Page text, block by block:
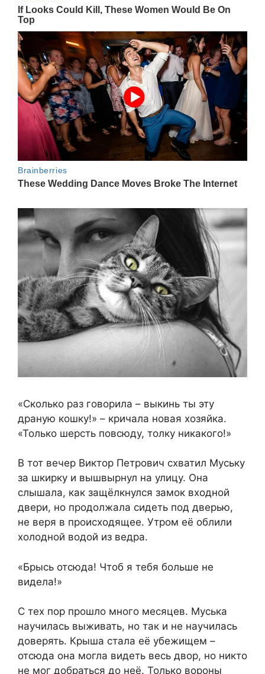
«Сколько раз говорила – выкинь ты эту
драную кошку!» – кричала новая хозяйка.
«Только шерсть повсюду, толку никакого!»
В тот вечер Виктор Петрович схватил Муську
за шкирку и вышвырнул на улицу. Она
слышала, как защёлкнулся замок входной
двери, но продолжала сидеть под дверью,
не веря в происходящее. Утром её облили
холодной водой из ведра.
«Брысь отсюда! Чтоб я тебя больше не
видела!»
С тех пор прошло много месяцев. Муська
научилась выживать, но так и не научилась
доверять. Крыша стала её убежищем –
отсюда она могла видеть весь двор, но никто
не мог добраться до неё. Только вороны